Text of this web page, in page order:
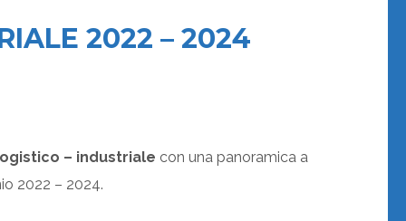
2022 – 2024
– industriale con una panoramica a
2022 – 2024.